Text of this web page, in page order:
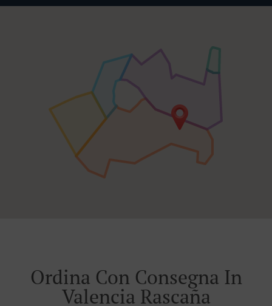
Ordina Con Consegna In
Valencia Rascaña